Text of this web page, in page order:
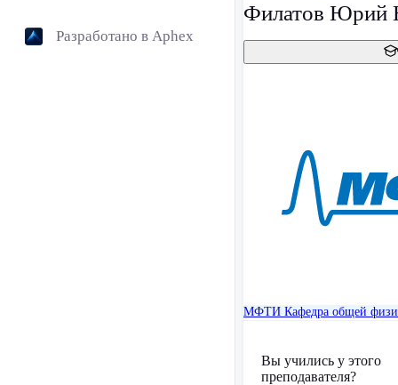
Разработано в Aphex
Филатов Юрий
МФТИ Кафедра общей
Вы учились у этого
преподавателя?